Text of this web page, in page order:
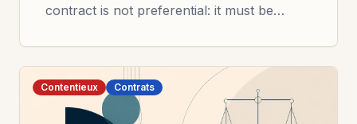
contract is not preferential: it must be
(supervising judge) can admit it to the
liabilities.
Contentieux Contrats